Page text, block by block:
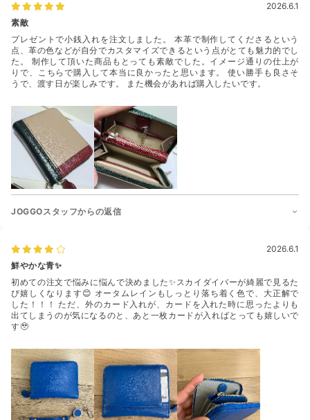
2026.6.1
素敵
プレゼントで小銭入れを注文しました。 本革で制作してくださるという
点、革の色などが自分でカスタマイズできるという点がとても魅力的でし
た。 制作して頂いた商品もとっても素敵でした。イメージ通りの仕上が
りで、こちらで購入して本当に良かったと思います。 使い勝手も良さそ
うで、渡す日が楽しみです。 また機会があれば購入したいです。
JOGGOスタッフからの返信
2026.6.1
鮮やかな青✨
初めての注文で悩みに悩んで決めました✨スカイダイバーが綺麗で見るた
び嬉しくなります😊 オータムレインもしっとり落ち着く色で、大正解で
した！！！ ただ、外のカード入れが、カードを入れた時に思ったよりも
出てしまうのが気になるのと、あと一枚カードが入ればとっても嬉しいで
す🥹